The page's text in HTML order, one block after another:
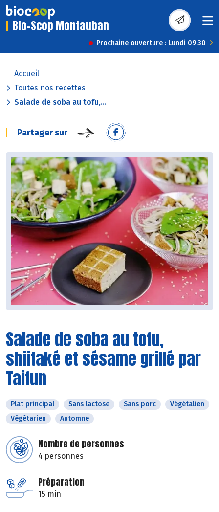
Bio-Scop Montauban
Prochaine ouverture : Lundi 09:30
Accueil
Toutes nos recettes
Salade de soba au tofu,...
Partager sur
Salade de soba au tofu,
shiitaké et sésame grillé par
Taifun
Plat principal Sans lactose Sans porc
Végétalien
Végétarien
Automne
Nombre de personnes
4 personnes
Préparation
15 min